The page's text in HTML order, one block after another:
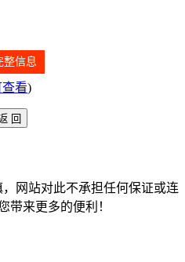
整信息
看)
网站对此不承担任何保证或连
带来更多的便利！